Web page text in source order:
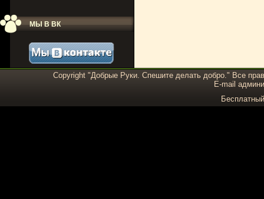
МЫ В ВК
Copyright "Добрые Руки. Спешите делать добро." Все
E-mail